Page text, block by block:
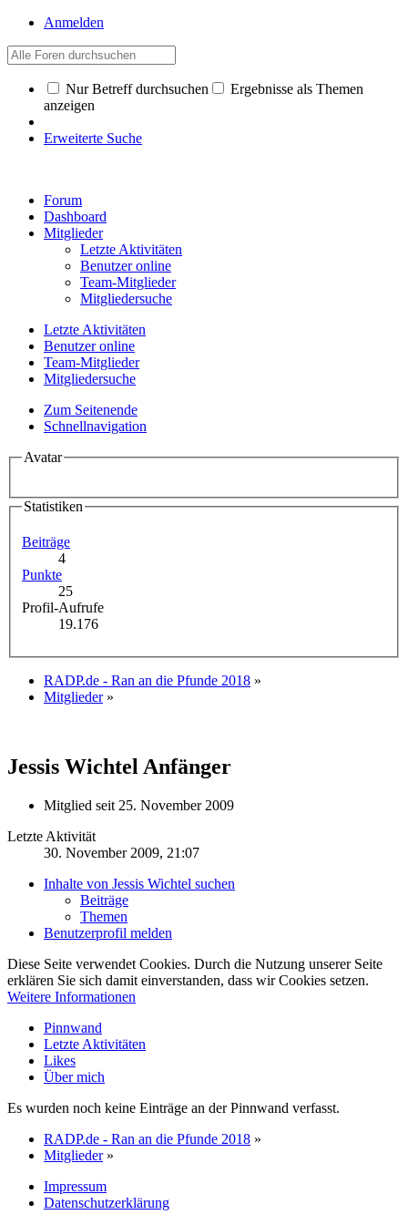
Anmelden
Nur Betreff durchsuchen
Ergebnisse als Themen
anzeigen
Erweiterte Suche
Forum
Dashboard
Mitglieder
Letzte Aktivitäten
Benutzer online
Team-Mitglieder
Mitgliedersuche
Letzte Aktivitäten
Benutzer online
Team-Mitglieder
Mitgliedersuche
Zum Seitenende
Schnellnavigation
Avatar
Statistiken
Beiträge
4
Punkte
25
Profil-Aufrufe
19.176
RADP.de - Ran an die Pfunde 2018 »
Mitglieder »
Jessis Wichtel Anfänger
Mitglied seit 25. November 2009
Letzte Aktivität
30. November 2009, 21:07
Inhalte von Jessis Wichtel suchen
Beiträge
Themen
Benutzerprofil melden
Diese Seite verwendet Cookies. Durch die Nutzung unserer Seite
erklären Sie sich damit einverstanden, dass wir Cookies setzen.
Weitere Informationen
Pinnwand
Letzte Aktivitäten
Likes
Über mich
Es wurden noch keine Einträge an der Pinnwand verfasst.
RADP.de - Ran an die Pfunde 2018 »
Mitglieder »
Impressum
Datenschutzerklärung